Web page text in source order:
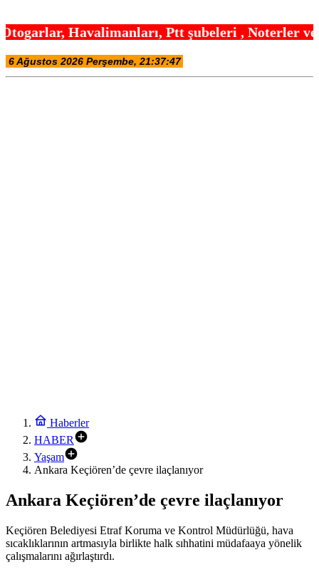
Ptt şubeleri , Noterler ve çok
Haberler
HABER
Yaşam
Ankara Keçiören’de çevre ilaçlanıyor
Ankara Keçiören’de çevre ilaçlanıyor
Keçiören Belediyesi Etraf Koruma ve Kontrol Müdürlüğü, hava
sıcaklıklarının artmasıyla birlikte halk sıhhatini müdafaaya yönelik
çalışmalarını ağırlaştırdı.